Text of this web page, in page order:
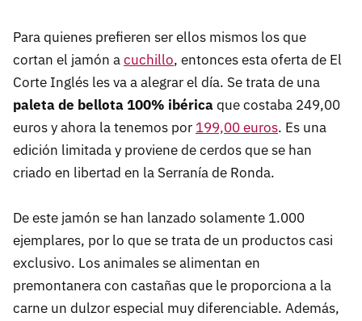
Para quienes prefieren ser ellos mismos los que
cortan el jamón acuchillo, entonces esta oferta de El
Corte Inglés les va a alegrar el día. Se trata de una
paleta de bellota 100% ibéricaque costaba 249,00
euros y ahora la tenemos por 199,00 euros. Es una
edición limitada y proviene de cerdos que se han
criado en libertad en la Serranía de Ronda.
De este jamón se han lanzado solamente 1.000
ejemplares, por lo que se trata de un productos casi
exclusivo. Los animales se alimentan en
premontanera con castañas que le proporciona a la
carne un dulzor especial muy diferenciable. Además,